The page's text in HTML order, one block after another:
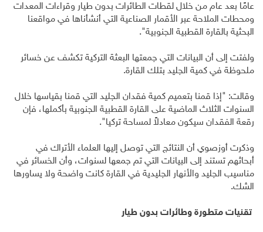
عامًا بعد عام من خلال لقطات الطائرات بدون طيار وقراءات المعدات
ومحطات الملاحة عبر الأقمار الصناعية التي أنشأناها في مواقعنا
البحثية بالقارة القطبية الجنوبية".
ولفتت إلى أن البيانات التي جمعتها البعثة التركية تكشف عن خسائر
ملحوظة في كمية الجليد بتلك القارة.
وقالت: "إذا قمنا بتعميم كمية فقدان الجليد التي قمنا بقياسها خلال
السنوات الثلاث الماضية على القارة القطبية الجنوبية بأكملها، فإن
رقعة الفقدان سيكون معادلاً لمساحة تركيا".
وذكرت أوزصوي أن النتائج التي توصل إليها العلماء الأتراك في
أبحاثهم تستند إلى البيانات التي تم جمعها لسنوات، وأن الخسائر في
مناسيب الجليد والأنهار الجليدية في القارة كانت واضحة ولا يساورها
الشك.
تقنيات متطورة وطائرات بدون طيار